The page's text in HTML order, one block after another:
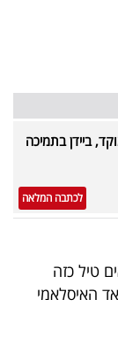
ה-12: ת"א במוקד, ביידן בתמיכה
לכתבה המלאה
טיל כזה
האיסלאמי